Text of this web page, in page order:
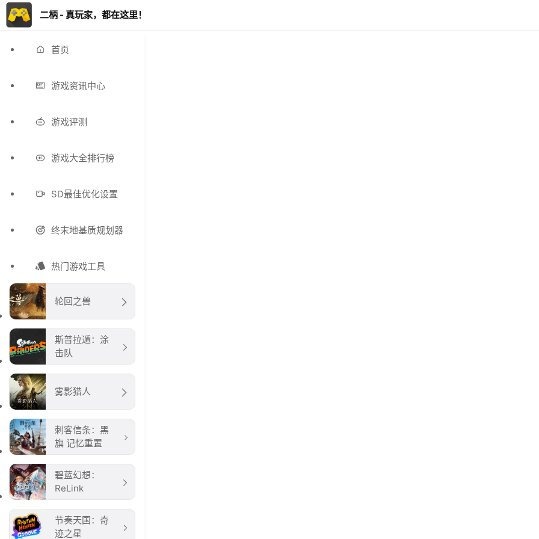
二柄 - 真玩家，都在这里！
首页
游戏资讯中心
游戏评测
游戏大全排行榜
SD最佳优化设置
终末地基质规划器
热门游戏工具
轮回之兽
斯普拉遁：涂
击队
雾影猎人
刺客信条：黑
旗 记忆重置
碧蓝幻想：
ReLink
节奏天国：奇
迹之星